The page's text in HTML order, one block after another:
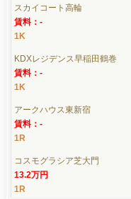
スカイコート高輪
賃料：-
1K
KDXレジデンス早稲田鶴巻
賃料：-
1K
アークハウス東新宿
賃料：-
1R
コスモグラシア芝大門
13.2万円
1R